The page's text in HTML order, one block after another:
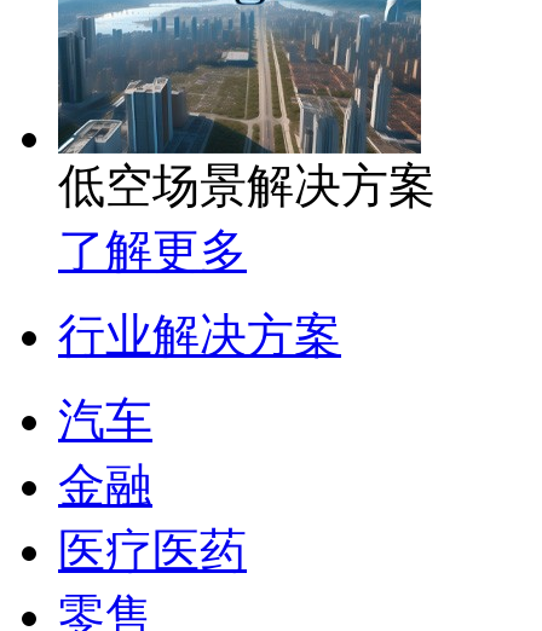
低空场景解决方案
了解更多
行业解决方案
汽车
金融
医疗医药
零售